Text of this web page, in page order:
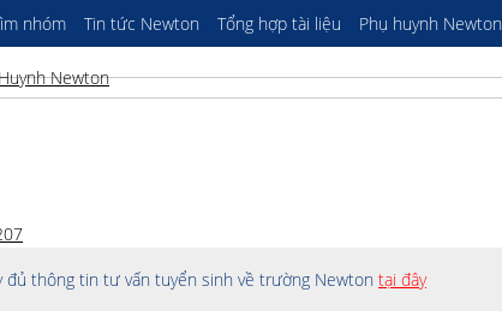
nhóm Tin tức Newton Tổng hợp tài liệu Phụ huynh Newton
đủ thông tin tư vấn tuyển sinh về trường Newton tại đây